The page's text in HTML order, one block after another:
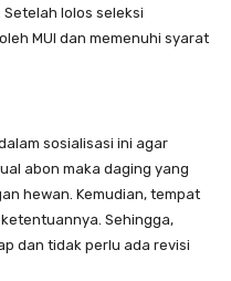
lolos seleksi
MUI dan memenuhi syarat
sosialisasi ini agar
abon maka daging yang
hewan. Kemudian, tempat
Sehingga,
dan tidak perlu ada revisi